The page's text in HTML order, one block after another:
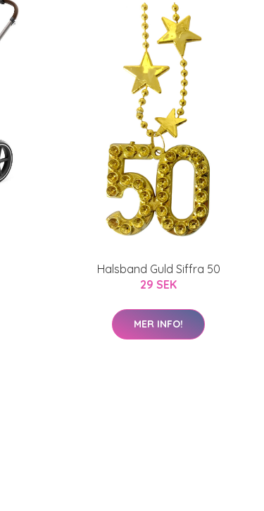
Halsband Guld Siffra 50
29 SEK
MER INFO!